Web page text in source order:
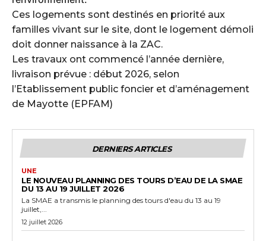
Ces logements sont destinés en priorité aux
familles vivant sur le site, dont le logement démoli
doit donner naissance à la ZAC.
Les travaux ont commencé l’année dernière,
livraison prévue : début 2026, selon
l’Etablissement public foncier et d’aménagement
de Mayotte (EPFAM)
DERNIERS ARTICLES
UNE
LE NOUVEAU PLANNING DES TOURS D’EAU DE LA SMAE
DU 13 AU 19 JUILLET 2026
La SMAE a transmis le planning des tours d'eau du 13 au 19
juillet,...
12 juillet 2026